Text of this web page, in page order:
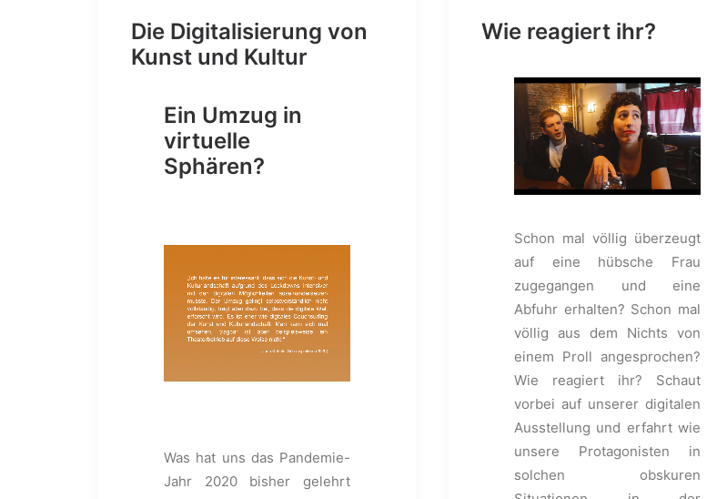
Die Digitalisierung von
Kunst und Kultur
Ein Umzug in
virtuelle
Sphären?
Was hat uns das Pandemie-
Jahr 2020 bisher gelehrt
Wie reagiert ihr?
Schon mal völlig überzeugt
auf eine hübsche Frau
zugegangen und eine
Abfuhr erhalten? Schon mal
völlig aus dem Nichts von
einem Proll angesprochen?
Wie reagiert ihr? Schaut
vorbei auf unserer digitalen
Ausstellung und erfahrt wie
unsere Protagonisten in
solchen obskuren